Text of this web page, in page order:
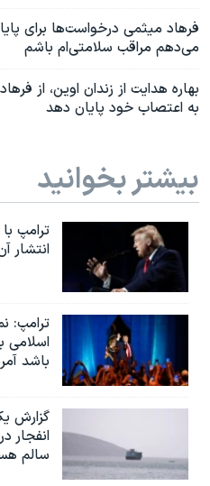
فرهاد میثمی درخواست‌ها برای
می‌دهم مراقب سلامتی‌ام باشم
بهاره هدایت از زندان اوین، از
به اعتصاب خود پایان دهد
بیشتر بخوانید
ترامپ
انتشار
ترامپ:
اسلامی
باشد
گزارش
انفجار
سالم